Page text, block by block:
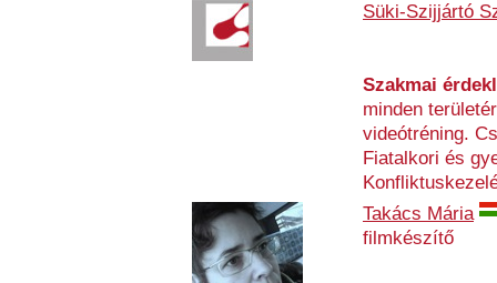
Süki-Szijjártó
Szakmai
minden
videótréning.
Fiatalkori és
Takács Mária
filmkészítő